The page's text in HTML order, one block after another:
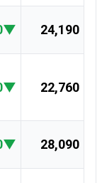
▼ 24,190
▼ 22,760
▼ 28,090